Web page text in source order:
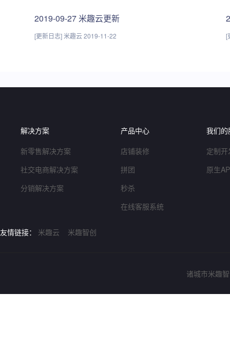
2019-09-27 米趣云更新
[更新日志] 米趣云 2019-11-22 [
解决方案
新零售解决方案
社交电商解决方案
分销解决方案
产品中心
店铺装修
拼团
秒杀
在线客服系统
我们的
定制
原生
友情链接： 米趣云 米趣智创
诸城市米趣